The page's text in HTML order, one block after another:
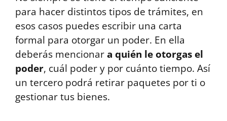
para hacer distintos tipos de trámites, en
esos casos puedes escribir una carta
formal para otorgar un poder. En ella
deberás mencionara quién le otorgas el
poder, cuál poder y por cuánto tiempo. Así
un tercero podrá retirar paquetes por ti o
gestionar tus bienes.